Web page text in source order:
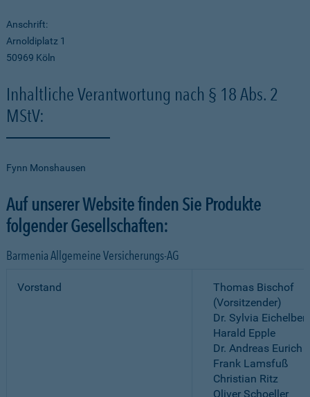
Anschrift:
Arnoldiplatz 1
50969 Köln
Inhaltliche Verantwortung nach § 18 Abs. 2
MStV:
Fynn Monshausen
Auf unserer Website finden Sie Produkte
folgender Gesellschaften:
Barmenia Allgemeine Versicherungs-AG
Vorstand
Thomas Bischof
(Vorsitzender)
Dr. Sylvia
Harald Epple
Dr. Andreas Eurich
Frank Lamsfuß
Christian Ritz
Oliver Schoeller